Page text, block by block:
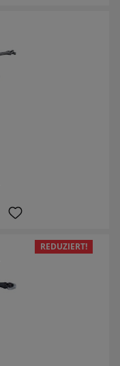
REDUZIERT!